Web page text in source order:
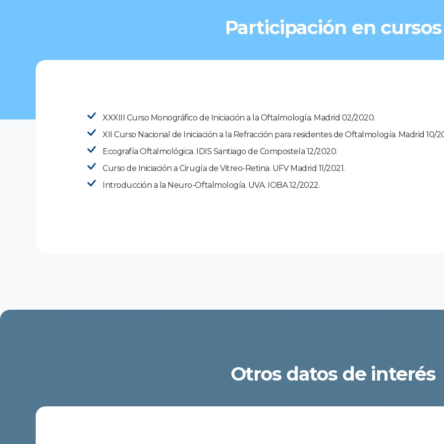
Participación en cursos
XXXIII Curso Monográfico de Iniciación a la Oftalmología. Madrid 02/2020.
XII Curso Nacional de Iniciación a la Refracción para residentes de Oftalmología. Madrid 10/
Ecografía Oftalmológica. IDIS Santiago de Compostela 12/2020.
Curso de Iniciación a Cirugía de Vitreo-Retina. UFV Madrid 11/2021.
Introducción a la Neuro-Oftalmología. UVA. IOBA 12/2022.
Otros datos de interés